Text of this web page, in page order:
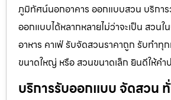
ภูมิทัศน์นอกอาคาร ออกแบบสวน บริกา
ออกแบบได้หลากหลายไม่ว่าจะเป็น สวน
อาหาร คาเฟ่ รับจัดสวนราคาถูก รับทำ
ขนาดใหญ่ หรือ สวนขนาดเล็ก ยินดีให้คำ
บริการรับออกแบบ จัดสวน